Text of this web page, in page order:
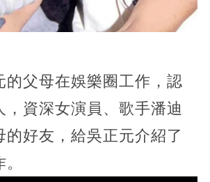
的父母在娛樂圈工作，認
，資深女演員、歌手潘迪
的好友，給吳正元介紹了